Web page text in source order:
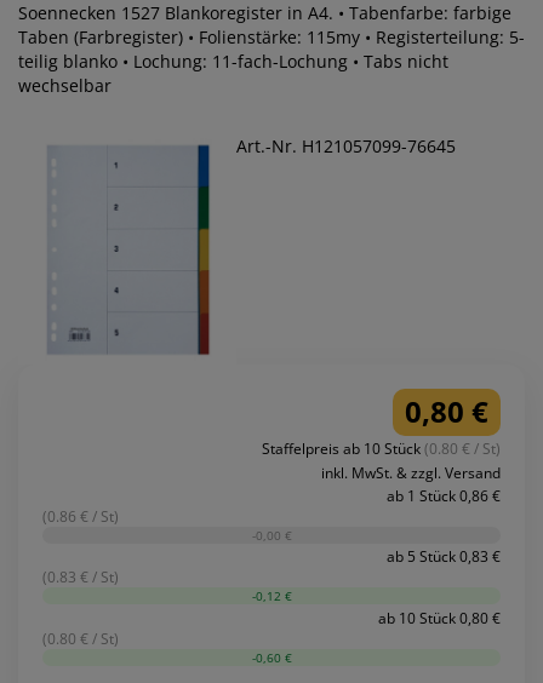
Soennecken 1527 Blankoregister in A4. • Tabenfarbe: farbige
Taben (Farbregister) • Folienstärke: 115my • Registerteilung: 5-
teilig blanko • Lochung: 11-fach-Lochung • Tabs nicht
wechselbar
Art.-Nr. H121057099-76645
0,80 €
Staffelpreis ab 10 Stück(0.80 € / St)
inkl. MwSt. & zzgl. Versand
ab 1 Stück 0,86 €
(0.86 € / St)
-0,00 €
ab 5 Stück 0,83 €
(0.83 € / St)
-0,12 €
ab 10 Stück 0,80 €
(0.80 € / St)
-0,60 €